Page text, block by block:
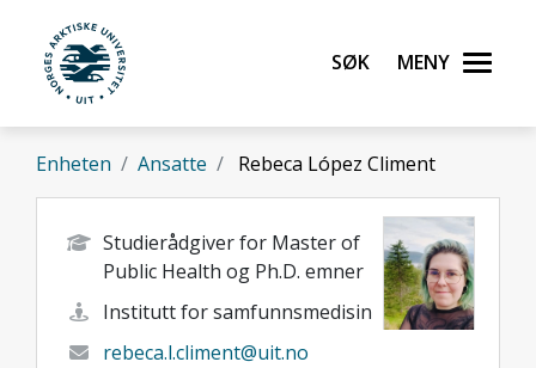
Gå til hovedinnhold
UiT Norges arktiske universitet
Søk Meny
Enheten Ansatte Rebeca López Climent
Studierådgiver for Master of
Public Health og Ph.D. emner
Institutt for samfunnsmedisin
rebeca.l.climent@uit.no